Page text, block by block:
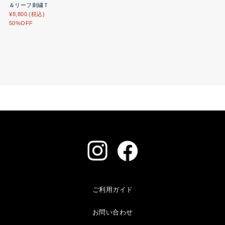
＆リーフ刺繍Ｔ
¥8,800 (税込)
50%OFF
ご利用ガイド
お問い合わせ